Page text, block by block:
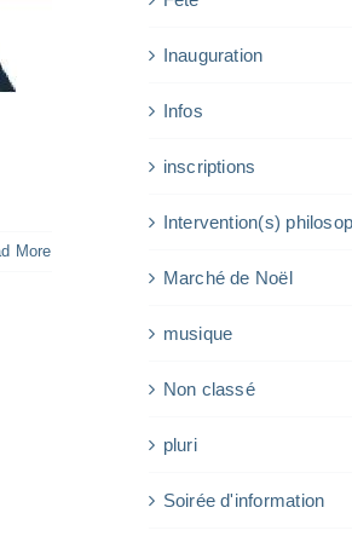
More
Inauguration
Infos
inscriptions
Intervention(s)
Marché de Noël
musique
Non classé
pluri
Soirée d'information